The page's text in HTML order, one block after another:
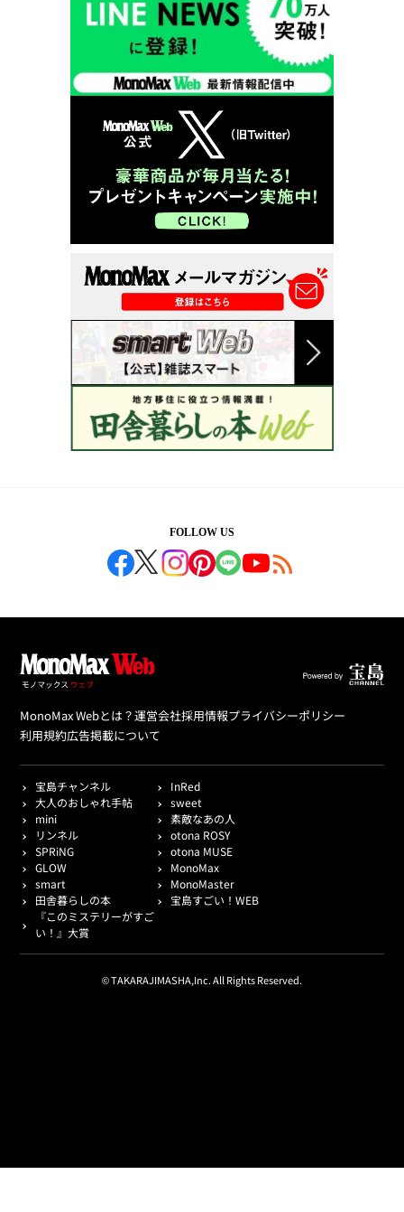
FOLLOW US
MonoMax Webとは？運営会社採用情報プライバシーポリシー
利用規約広告掲載について
宝島チャンネル
InRed
大人のおしゃれ手帖
sweet
mini
素敵なあの人
リンネル
otona ROSY
SPRiNG
otona MUSE
GLOW
MonoMax
smart
MonoMaster
田舎暮らしの本
宝島すごい！WEB
『このミステリーがすご
い！』大賞
© TAKARAJIMASHA,Inc. All Rights Reserved.